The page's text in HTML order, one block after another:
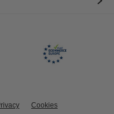
Cookies